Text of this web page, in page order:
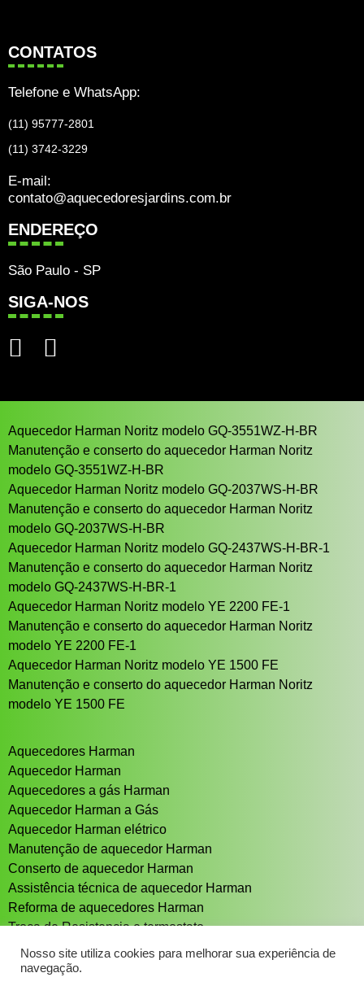
CONTATOS
Telefone e WhatsApp:
(11) 95777-2801
(11) 3742-3229
E-mail:
contato@aquecedoresjardins.com.br
ENDEREÇO
São Paulo - SP
SIGA-NOS
Aquecedor Harman Noritz modelo GQ-3551WZ-H-BR
Manutenção e conserto do aquecedor Harman Noritz
modelo GQ-3551WZ-H-BR
Aquecedor Harman Noritz modelo GQ-2037WS-H-BR
Manutenção e conserto do aquecedor Harman Noritz
modelo GQ-2037WS-H-BR
Aquecedor Harman Noritz modelo GQ-2437WS-H-BR-1
Manutenção e conserto do aquecedor Harman Noritz
modelo GQ-2437WS-H-BR-1
Aquecedor Harman Noritz modelo YE 2200 FE-1
Manutenção e conserto do aquecedor Harman Noritz
modelo YE 2200 FE-1
Aquecedor Harman Noritz modelo YE 1500 FE
Manutenção e conserto do aquecedor Harman Noritz
modelo YE 1500 FE
Aquecedores Harman
Aquecedor Harman
Aquecedores a gás Harman
Aquecedor Harman a Gás
Aquecedor Harman elétrico
Manutenção de aquecedor Harman
Conserto de aquecedor Harman
Assistência técnica de aquecedor Harman
Reforma de aquecedores Harman
Troca de Resistencia e termostato
Aquecedor solar Sistema de aquecimento solar
Nosso site utiliza cookies para melhorar sua experiência de
navegação.